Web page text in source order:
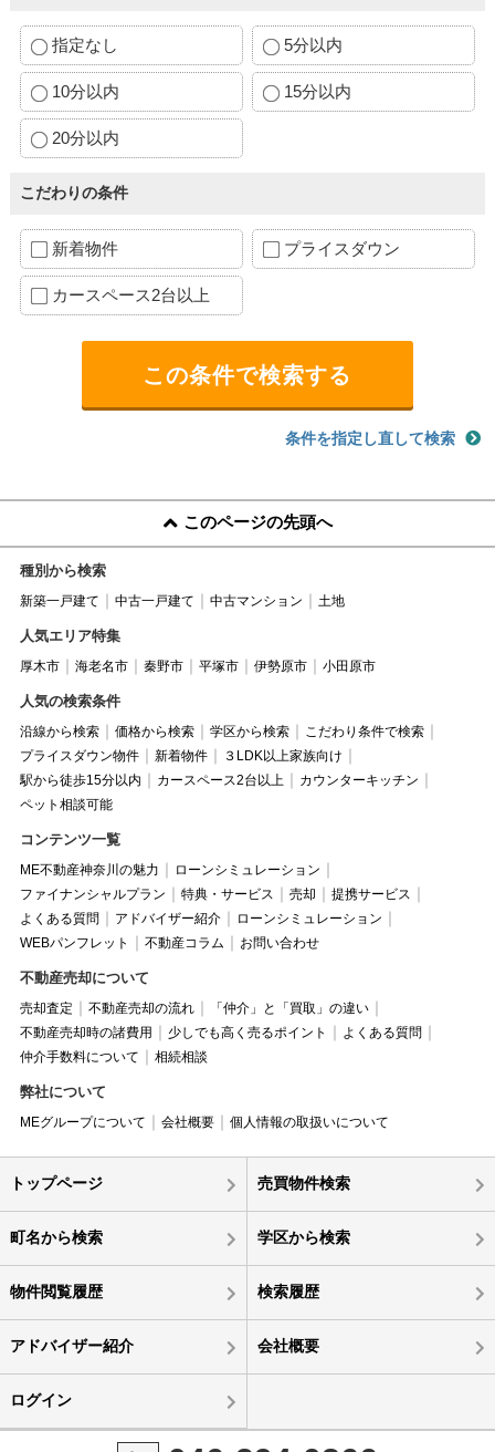
指定なし 5分以内
10分以内 15分以内
20分以内
こだわりの条件
新着物件 プライスダウン
カースペース2台以上
条件を指定し直して検索
このページの先頭へ
種別から検索
新築一戸建て 中古一戸建て 中古マンション 土地
人気エリア特集
厚木市 海老名市 秦野市 平塚市 伊勢原市 小田原市
人気の検索条件
沿線から検索 価格から検索 学区から検索
こだわり条件で検索
プライスダウン物件
新着物件
３LDK以上家族向け
駅から徒歩15分以内
カースペース2台以上
カウンターキッチン
ペット相談可能
コンテンツ一覧
ME不動産神奈川の魅力
ローンシミュレーション
ファイナンシャルプラン
特典・サービス 売却
提携サービス
よくある質問
アドバイザー紹介
ローンシミュレーション
WEBパンフレット
不動産コラム お問い合わせ
不動産売却について
売却査定 不動産売却の流れ
「仲介」と「買取」の違い
不動産売却時の諸費用
少しでも高く売るポイント
よくある質問
仲介手数料について
相続相談
弊社について
MEグループについて 会社概要 個人情報の取扱いについて
トップページ 売買物件検索
町名から検索 学区から検索
物件閲覧履歴 検索履歴
アドバイザー紹介 会社概要
ログイン